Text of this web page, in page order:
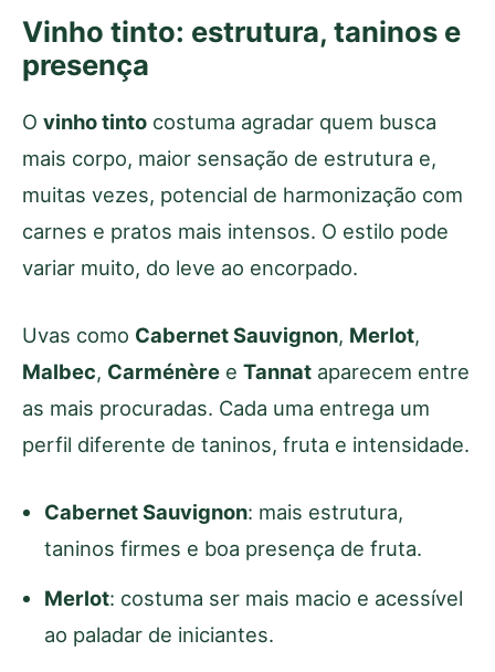
Vinho tinto: estrutura, taninos e
presença
O vinho tinto costuma agradar quem busca
mais corpo, maior sensação de estrutura e,
muitas vezes, potencial de harmonização com
carnes e pratos mais intensos. O estilo pode
variar muito, do leve ao encorpado.
Uvas como Cabernet Sauvignon, Merlot,
Malbec, Carménère e Tannat aparecem entre
as mais procuradas. Cada uma entrega um
perfil diferente de taninos, fruta e intensidade.
Cabernet Sauvignon: mais estrutura,
taninos firmes e boa presença de fruta.
Merlot: costuma ser mais macio e acessível
ao paladar de iniciantes.